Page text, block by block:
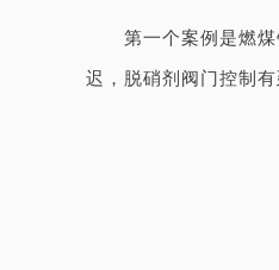
第一个案例是燃
迟，脱硝剂阀门控制